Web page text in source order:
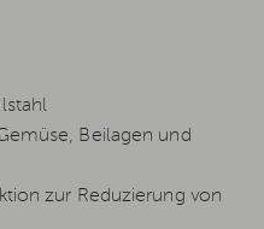
Beilagen und
zur Reduzierung von